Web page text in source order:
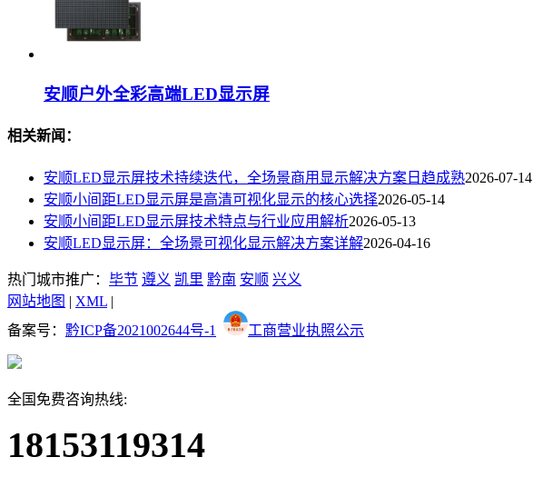
安顺户外全彩高端LED显示屏
相关新闻：
安顺LED显示屏技术持续迭代，全场景商用显示解决方案日趋成熟2026-07-14
安顺小间距LED显示屏是高清可视化显示的核心选择2026-05-14
安顺小间距LED显示屏技术特点与行业应用解析2026-05-13
安顺LED显示屏：全场景可视化显示解决方案详解2026-04-16
热门城市推广： 毕节 遵义 凯里 黔南 安顺 兴义
网站地图 | XML |
备案号： 黔ICP备2021002644号-1 工商营业执照公示
全国免费咨询热线:
18153119314